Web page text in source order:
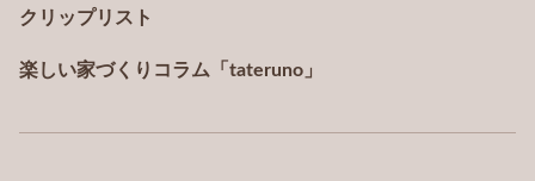
クリップリスト
楽しい家づくりコラム「tateruno」